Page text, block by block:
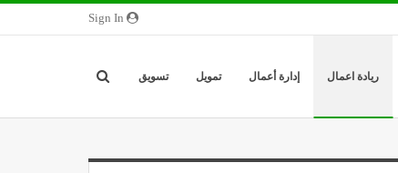
ريادة اعمال إدارة أعمال تمويل تسويق